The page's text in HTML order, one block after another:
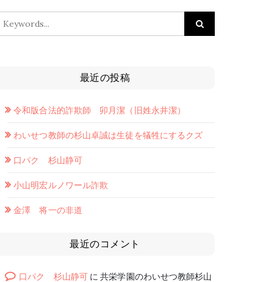
最近の投稿
令和版合法的詐欺師 卯月潔（旧姓永井潔）
わいせつ教師の杉山卓誠は生徒を犠牲にするクズ
口パク 杉山静可
小山明宏ルノワール詐欺
金澤 将一の非道
最近のコメント
口パク 杉山静可に共栄学園のわいせつ教師杉山